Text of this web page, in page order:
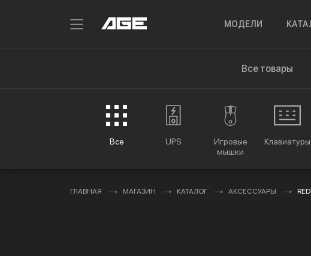
МОДЕЛИ
Все товары
Все UPS
Игровые
мышки
Клавиатуры
ГЛАВНАЯ МАГАЗИН КАТАЛОГ АКСЕССУАРЫ